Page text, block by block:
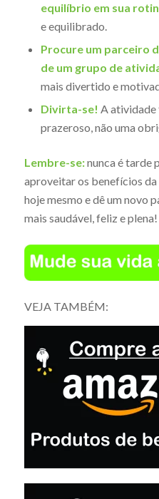
equilíbrio em sua
e equilibrado.
Procure um parceiro
de um grupo de
mais divertido e
Divirta-se! A atividade
prazeroso, não uma
Lembre-se:nunca é tarde
aproveitar os benefícios
hoje mesmo e dê um novo
mais saudável, feliz e plena!
VEJA TAMBÉM: